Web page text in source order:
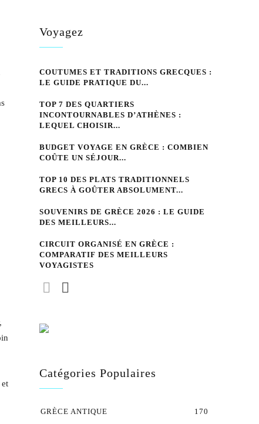
Voyagez
COUTUMES ET TRADITIONS GRECQUES :
LE GUIDE PRATIQUE DU...
TOP 7 DES QUARTIERS
INCONTOURNABLES D’ATHÈNES :
LEQUEL CHOISIR...
BUDGET VOYAGE EN GRÈCE : COMBIEN
COÛTE UN SÉJOUR...
TOP 10 DES PLATS TRADITIONNELS
GRECS À GOÛTER ABSOLUMENT...
SOUVENIRS DE GRÈCE 2026 : LE GUIDE
DES MEILLEURS...
CIRCUIT ORGANISÉ EN GRÈCE :
COMPARATIF DES MEILLEURS
VOYAGISTES
Catégories Populaires
GRÈCE ANTIQUE
170